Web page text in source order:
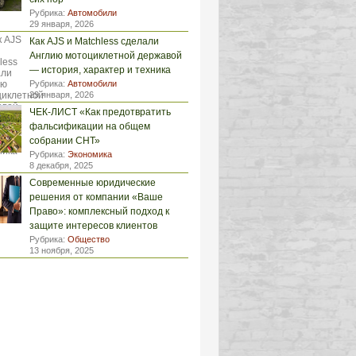
Рубрика: Автомобили
29 января, 2026
Как AJS и Matchless сделали
Англию мотоциклетной державой
— история, характер и техника
Рубрика: Автомобили
29 января, 2026
ЧЕК-ЛИСТ «Как предотвратить
фальсификации на общем
собрании СНТ»
Рубрика: Экономика
8 декабря, 2025
Современные юридические
решения от компании «Ваше
Право»: комплексный подход к
защите интересов клиентов
Рубрика: Общество
13 ноября, 2025